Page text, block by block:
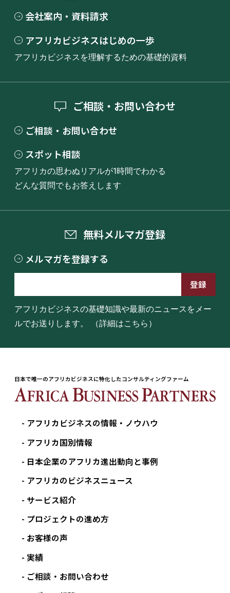
会社案内・資料請求
アフリカビジネスはじめの一歩
アフリカビジネスを理解するための基礎的資料
ご相談・お問い合わせ
ご相談・お問い合わせ
スポット相談
アフリカの思わぬリアルが1時間でわかる
どんな質問でもお答えします
無料メルマガ登録
メルマガを登録する
アフリカビジネスの基礎知識や最新のニュースをメー
ルでお送りします。
（詳細はこちら）
日本で唯一のアフリカビジネスに特化したコンサルティングファーム
アフリカビジネスの情報・ノウハウ
アフリカ国別情報
日本企業のアフリカ進出動向と事例
アフリカのビジネスニュース
サービス紹介
プロジェクトの進め方
お客様の声
実績
ご相談・お問い合わせ